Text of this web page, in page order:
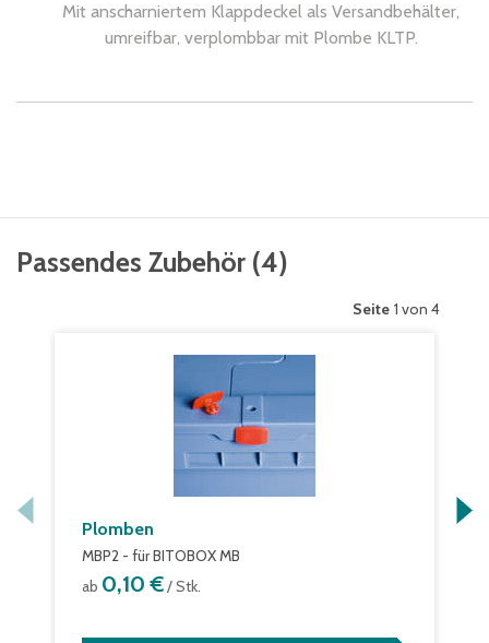
Mit anscharniertem Klappdeckel als Versandbehälter,
umreifbar, verplombbar mit Plombe KLTP.
Passendes Zubehör (4)
Seite 1 von 4
Plomben
MBP2 - für BITOBOX MB
ab 0,10 €/ Stk.